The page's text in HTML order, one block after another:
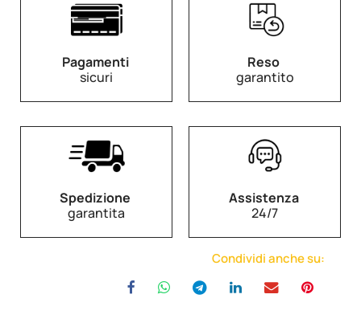
Pagamenti
sicuri
Reso
garantito
Spedizione
garantita
Assistenza
24/7
Condividi anche su: